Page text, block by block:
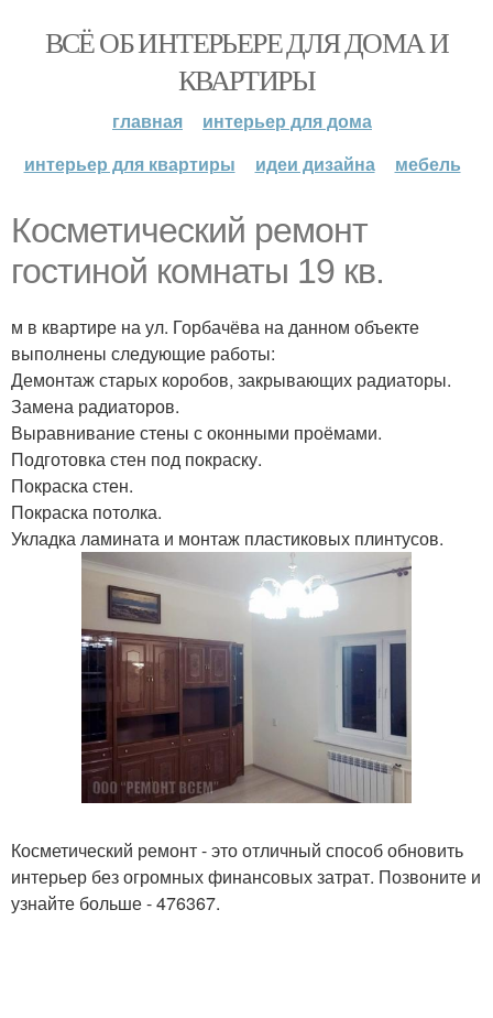
ВСЁ ОБ ИНТЕРЬЕРЕ ДЛЯ ДОМА И
КВАРТИРЫ
главная
интерьер для дома
интерьер для квартиры
идеи дизайна мебель
Косметический ремонт
гостиной комнаты 19 кв.
м в квартире на ул. Горбачёва на данном объекте
выполнены следующие работы:
Демонтаж старых коробов, закрывающих радиаторы.
Замена радиаторов.
Выравнивание стены с оконными проёмами.
Подготовка стен под покраску.
Покраска стен.
Покраска потолка.
Укладка ламината и монтаж пластиковых плинтусов.
Косметический ремонт - это отличный способ обновить
интерьер без огромных финансовых затрат. Позвоните и
узнайте больше - 476367.